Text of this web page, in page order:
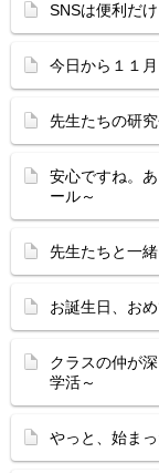
SNSは便利だ
今日から１１
先生たちの研
安心ですね。
ール～
先生たちと一
お誕生日、お
クラスの仲が
学活～
やっと、始ま